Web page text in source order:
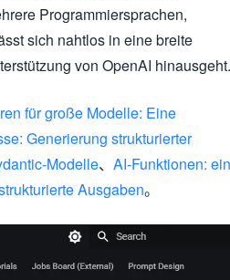
Programmiersprachen,
sich nahtlos in eine breite
von OpenAI hinausgeht.
für große Modelle: Eine
Generierung strukturierter
Modelle、 AI-Funktionen: ein
Ausgaben。